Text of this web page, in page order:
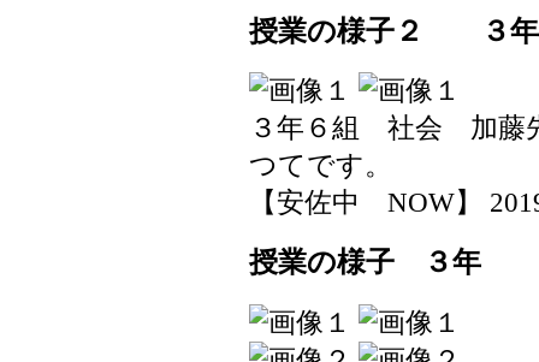
授業の様子２ ３年
３年６組 社会 加藤
つてです。
【安佐中 NOW】
授業の様子 ３年